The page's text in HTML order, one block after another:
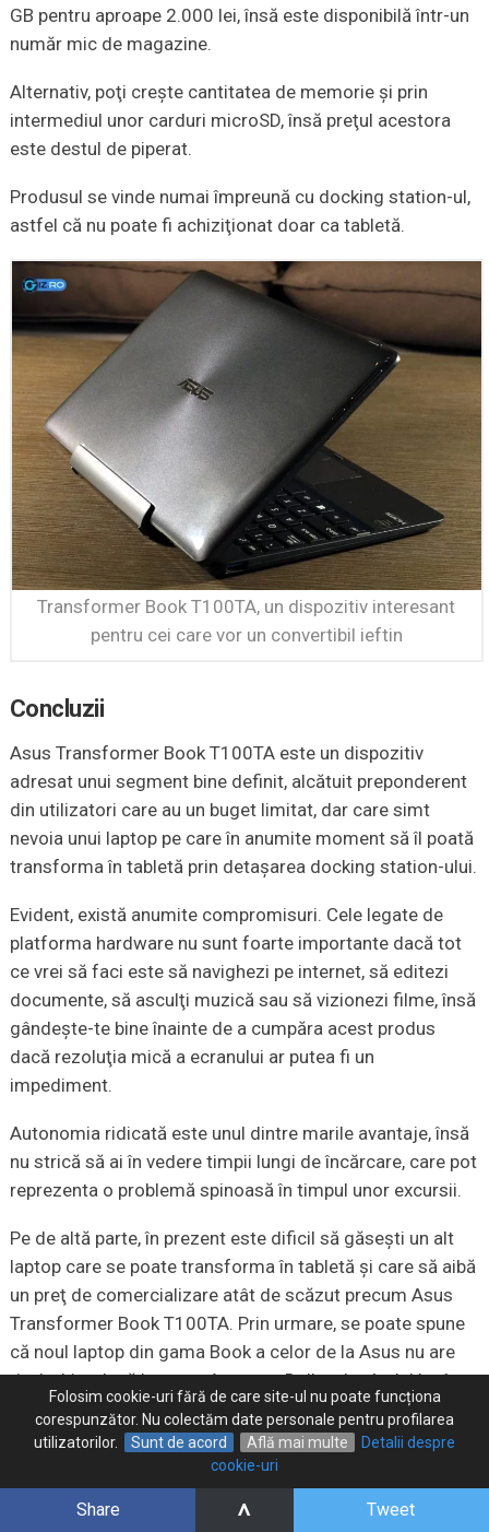
Share ^ Tweet
GB pentru aproape 2.000 lei, însă este disponibilă într-un
număr mic de magazine.
Alternativ, poţi creşte cantitatea de memorie şi prin
intermediul unor carduri microSD, însă preţul acestora
este destul de piperat.
Produsul se vinde numai împreună cu docking station-ul,
astfel că nu poate fi achiziţionat doar ca tabletă.
Transformer Book T100TA, un dispozitiv interesant
pentru cei care vor un convertibil ieftin
Concluzii
Asus Transformer Book T100TA este un dispozitiv
adresat unui segment bine definit, alcătuit preponderent
din utilizatori care au un buget limitat, dar care simt
nevoia unui laptop pe care în anumite moment să îl poată
transforma în tabletă prin detaşarea docking station-ului.
Evident, există anumite compromisuri. Cele legate de
platforma hardware nu sunt foarte importante dacă tot
ce vrei să faci este să navighezi pe internet, să editezi
documente, să asculţi muzică sau să vizionezi filme, însă
gândeşte-te bine înainte de a cumpăra acest produs
dacă rezoluţia mică a ecranului ar putea fi un
impediment.
Autonomia ridicată este unul dintre marile avantaje, însă
nu strică să ai în vedere timpii lungi de încărcare, care pot
reprezenta o problemă spinoasă în timpul unor excursii.
Pe de altă parte, în prezent este dificil să găseşti un alt
laptop care se poate transforma în tabletă şi care să aibă
un preţ de comercializare atât de scăzut precum Asus
Transformer Book T100TA. Prin urmare, se poate spune
că noul laptop din gama Book a celor de la Asus nu are
rival, chiar dacă Lenovo, Acer sau Dell au la rândul lor în
oferte convertibile asemănătoare, dar ceva mai scumpe.
În concluzie, rămâne la alegerea ta dacă merită să faci
anumite compromisuri de performanţă pentru a intra în
posesia unui laptop cu veleităţi de tabletă (sau invers),
Folosim cookie-uri fără de care site-ul nu poate funcționa
corespunzător. Nu colectăm date personale pentru profilarea
utilizatorilor.
Sunt de acord Află mai multe
Detalii despre
cookie-uri